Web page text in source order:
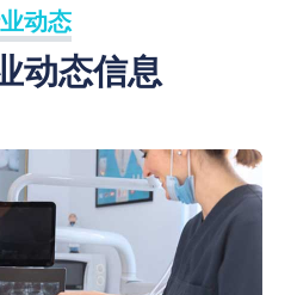
动态
动态信息